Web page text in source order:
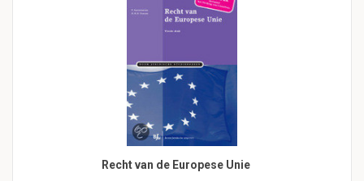
Recht van de Europese Unie